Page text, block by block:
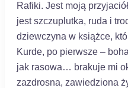
Rafiki. Jest moją
jest szczuplutka, ruda i
dziewczyna w książce,
Kurde, po pierwsze –
jak rasowa… brakuje mi
zazdrosna, zawiedziona